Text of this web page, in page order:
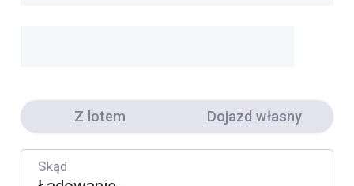
Z lotem Dojazd własny
Skąd